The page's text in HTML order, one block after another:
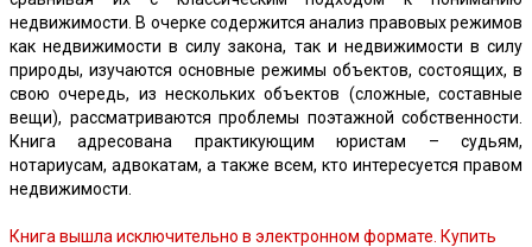
недвижимости. В очерке содержится анализ правовых режимов
как недвижимости в силу закона, так и недвижимости в силу
природы, изучаются основные режимы объектов, состоящих, в
свою очередь, из нескольких объектов (сложные, составные
вещи), рассматриваются проблемы поэтажной собственности.
Книга адресована практикующим юристам – судьям,
нотариусам, адвокатам, а также всем, кто интересуется правом
недвижимости.
Книга вышла исключительно в электронном формате. Купить